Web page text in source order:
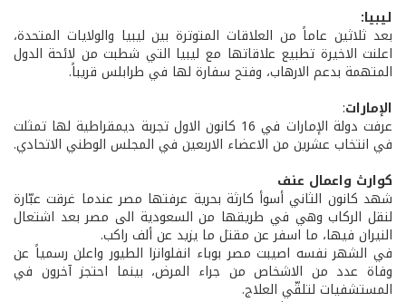
ليبيا:
بعد ثلاثين عاماً من العلاقات المتوترة بين ليبيا والولايات المتحدة،
اعلنت الاخيرة تطبيع علاقاتها مع ليبيا التي شطبت من لائحة الدول
المتهمة بدعم الارهاب، وفتح سفارة لها في طرابلس قريباً.
الإمارات:
عرفت دولة الإمارات في 16 كانون الاول تجربة ديمقراطية لها تمثلت
في انتخاب عشرين من الاعضاء الاربعين في المجلس الوطني الاتحادي.
كوارث واعمال عنف
شهد كانون الثاني أسوأ كارثة بحرية عرفتها مصر عندما غرقت عبّارة
لنقل الركاب وهي في طريقها من السعودية الى مصر بعد اشتعال
النيران فيها، ما اسفر عن مقتل ما يزيد عن ألف راكب.
في الشهر نفسه اصيبت مصر بوباء انفلوانزا الطيور واعلن رسمياً عن
وفاة عدد من الاشخاص من جراء المرض، بينما احتجز آخرون في
المستشفيات لتلقّي العلاج.